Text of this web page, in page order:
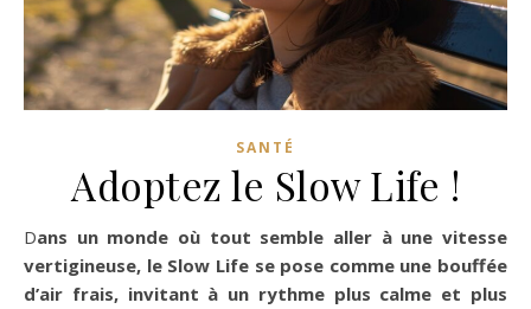
SANTÉ
Adoptez le Slow Life !
Dans un monde où tout semble aller à une vitesse
vertigineuse, le Slow Life se pose comme une bouffée
d’air frais, invitant à un rythme plus calme et plus